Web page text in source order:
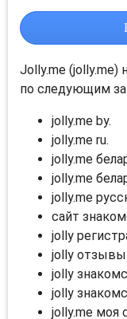
Jolly.me (jolly.me)
по следующим
jolly.me by.
jolly.me ru.
jolly.me
jolly.me
jolly.me
сайт
jolly
jolly отзывы.
jolly
jolly
jolly.me моя